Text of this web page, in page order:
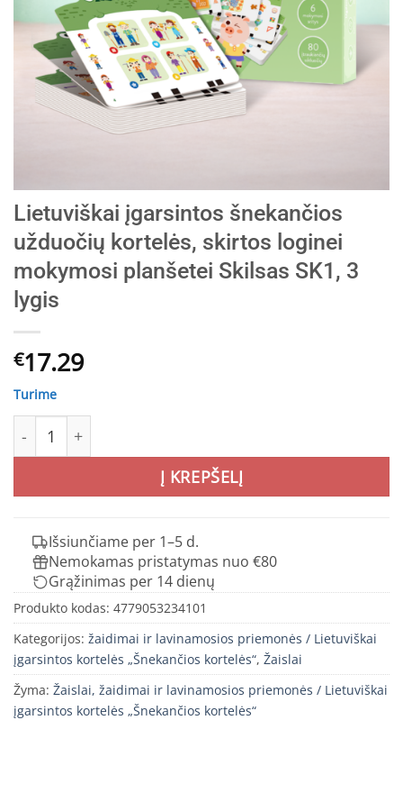
Lietuviškai įgarsintos šnekančios
užduočių kortelės, skirtos loginei
mokymosi planšetei Skilsas SK1, 3
lygis
€17.29
Turime
produkto kiekis: Lietuviškai įgarsintos šnekančios
Į KREPŠELĮ
Išsiunčiame per 1–5 d.
Nemokamas pristatymas nuo €80
Grąžinimas per 14 dienų
Produkto kodas: 4779053234101
Kategorijos: žaidimai ir lavinamosios priemonės / Lietuviškai
įgarsintos kortelės „Šnekančios kortelės“, Žaislai
Žyma: Žaislai, žaidimai ir lavinamosios priemonės / Lietuviškai
įgarsintos kortelės „Šnekančios kortelės“